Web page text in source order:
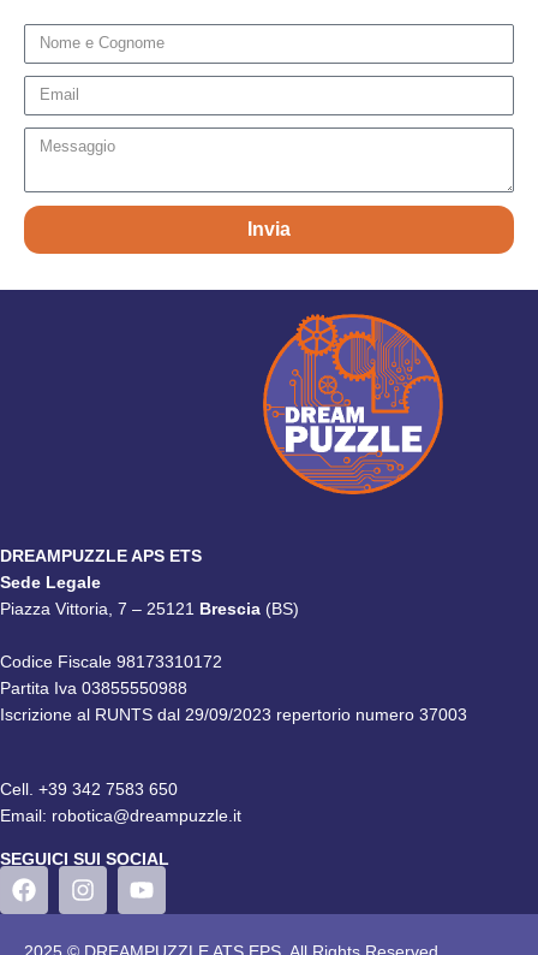
Invia
DREAMPUZZLE APS ETS
Sede Legale
Piazza Vittoria, 7 – 25121 Brescia (BS)
Codice Fiscale 98173310172
Partita Iva 03855550988
Iscrizione al RUNTS dal 29/09/2023 repertorio numero 37003
Cell. +39 342 7583 650
Email: robotica@dreampuzzle.it
SEGUICI SUI SOCIAL
2025 © DREAMPUZZLE ATS EPS. All Rights Reserved